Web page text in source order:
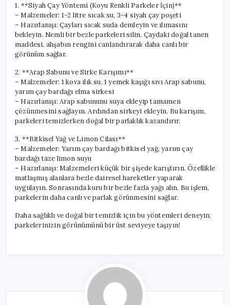
1. **Siyah Çay Yöntemi (Koyu Renkli Parkeler İçin)**
– Malzemeler: 1-2 litre sıcak su, 3-4 siyah çay poşeti
– Hazırlanışı: Çayları sıcak suda demleyin ve ılımasını
bekleyin. Nemli bir bezle parkeleri silin. Çaydaki doğal tanen
maddesi, ahşabın rengini canlandırarak daha canlı bir
görünüm sağlar.
2. **Arap Sabunu ve Sirke Karışımı**
– Malzemeler: 1 kova ılık su, 1 yemek kaşığı sıvı Arap sabunu,
yarım çay bardağı elma sirkesi
– Hazırlanışı: Arap sabununu suya ekleyip tamamen
çözünmesini sağlayın. Ardından sirkeyi ekleyin. Bu karışım,
parkeleri temizlerken doğal bir parlaklık kazandırır.
3. **Bitkisel Yağ ve Limon Cilası**
– Malzemeler: Yarım çay bardağı bitkisel yağ, yarım çay
bardağı taze limon suyu
– Hazırlanışı: Malzemeleri küçük bir şişede karıştırın. Özellikle
matlaşmış alanlara bezle dairesel hareketler yaparak
uygulayın. Sonrasında kuru bir bezle fazla yağı alın. Bu işlem,
parkelerin daha canlı ve parlak görünmesini sağlar.
Daha sağlıklı ve doğal bir temizlik için bu yöntemleri deneyin;
parkelerinizin görünümünü bir üst seviyeye taşıyın!